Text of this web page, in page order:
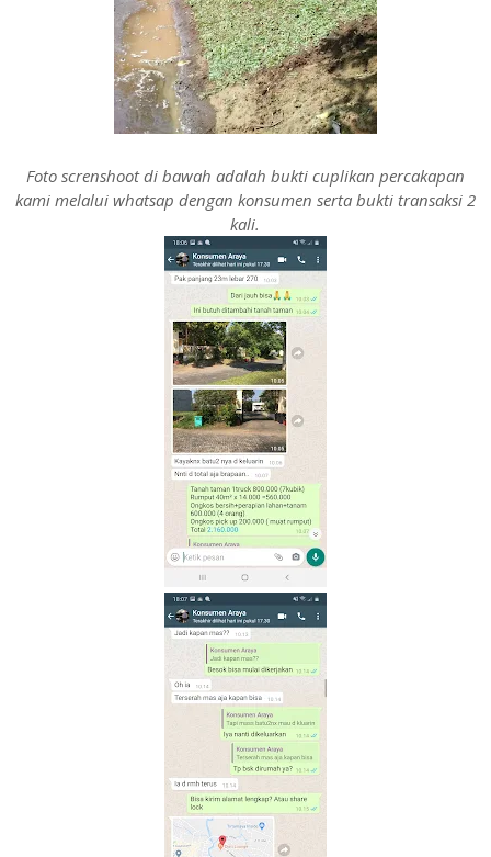
Foto screnshoot di bawah adalah bukti cuplikan percakapan
kami melalui whatsap dengan konsumen serta bukti transaksi 2
kali.